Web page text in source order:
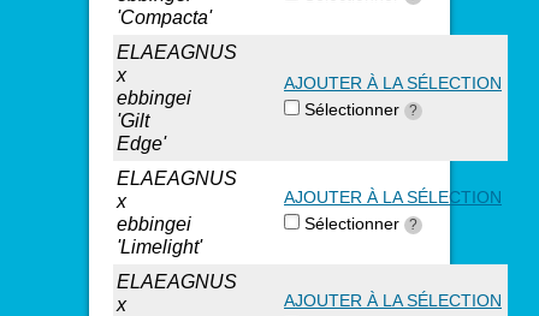
'Compacta'
ELAEAGNUS
x
ebbingei
'Gilt
Edge'
AJOUTER À LA SÉLECTION
Sélectionner ?
ELAEAGNUS
x
ebbingei
'Limelight'
AJOUTER À LA SÉLECTION
Sélectionner ?
ELAEAGNUS
x
AJOUTER À LA SÉLECTION